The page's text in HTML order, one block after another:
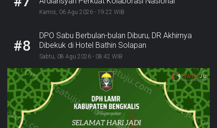
Sukseskan Ekraforia 2026 dan Bangun Bengkalis
Kamis, 06 Agu 2026 - 19:22 WIB
#8
DPO Sabu Berbulan-bulan Diburu, DR Akhirnya
Dibekuk di Hotel Bathin Solapan
Sabtu, 08 Agu 2026 - 08:42 WIB